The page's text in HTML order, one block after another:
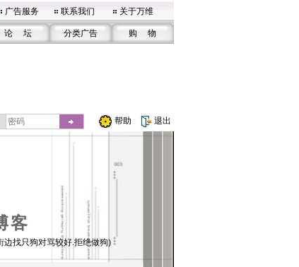
广告服务 联系我们 关于万维
论 坛 分类广告 购 物
帮助 退出
客
边找只狗对骂较好.拒绝做狗)